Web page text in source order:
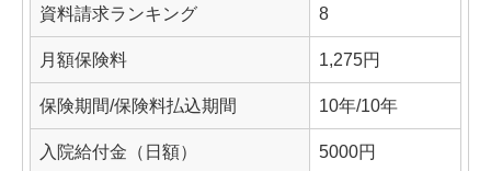
資料請求ランキング 8
月額保険料 1,275円
保険期間/保険料払込期間 10年/10年
入院給付金（日額） 5000円